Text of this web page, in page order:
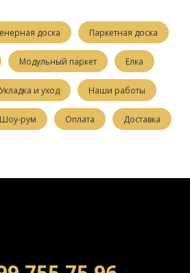
доска Паркетная доска
Модульный паркет Елка
Укладка и уход Наши работы
Шоу-рум Оплата Доставка